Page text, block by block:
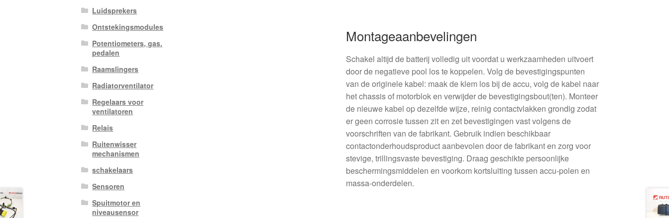
Montageaanbevelingen
Schakel altijd de batterij volledig uit voordat u werkzaamheden uitvoert
door de negatieve pool los te koppelen. Volg de bevestigingspunten
van de originele kabel: maak de klem los bij de accu, volg de kabel naar
het chassis of motorblok en verwijder de bevestigingsbout(ten). Monteer
de nieuwe kabel op dezelfde wijze, reinig contactvlakken grondig zodat
er geen corrosie tussen zit en zet bevestigingen vast volgens de
voorschriften van de fabrikant. Gebruik indien beschikbaar
contactonderhoudsproduct aanbevolen door de fabrikant en zorg voor
stevige, trillingsvaste bevestiging. Draag geschikte persoonlijke
beschermingsmiddelen en voorkom kortsluiting tussen accu-polen en
massa-onderdelen.
Luidsprekers
Ontstekingsmodules
Potentiometers, gas.
pedalen
Raamslingers
Radiatorventilator
Regelaars voor
ventilatoren
Relais
Ruitenwisser
mechanismen
schakelaars
Sensoren
Spuitmotor en
niveausensor